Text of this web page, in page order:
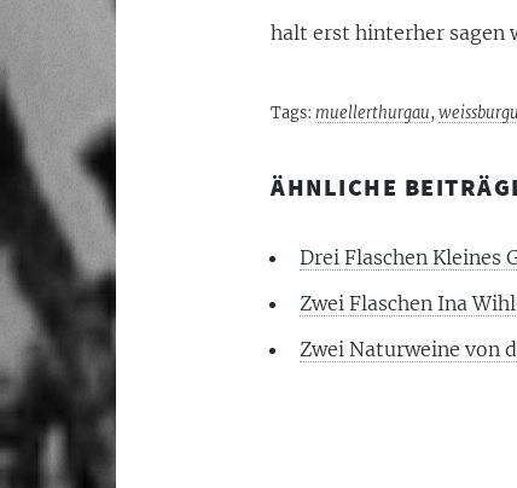
halt erst hinterher sagen
Tags: muellerthurgau,
ÄHNLICHE
Drei Flaschen Kleines
Zwei Flaschen Ina
Zwei Naturweine von